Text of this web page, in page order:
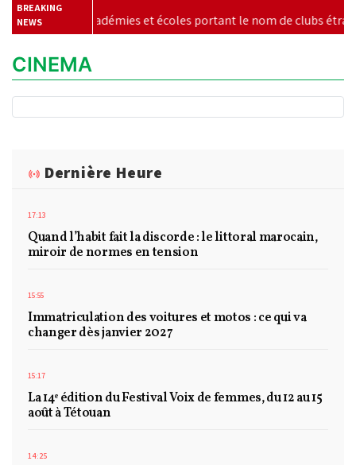
BREAKING
NEWS
et écoles portant le nom de clubs étrangers |
CINEMA
Dernière Heure
17:13
Quand l’habit fait la discorde : le littoral marocain,
miroir de normes en tension
15:55
Immatriculation des voitures et motos : ce qui va
changer dès janvier 2027
15:17
La 14ᵉ édition du Festival Voix de femmes, du 12 au 15
août à Tétouan
14:25